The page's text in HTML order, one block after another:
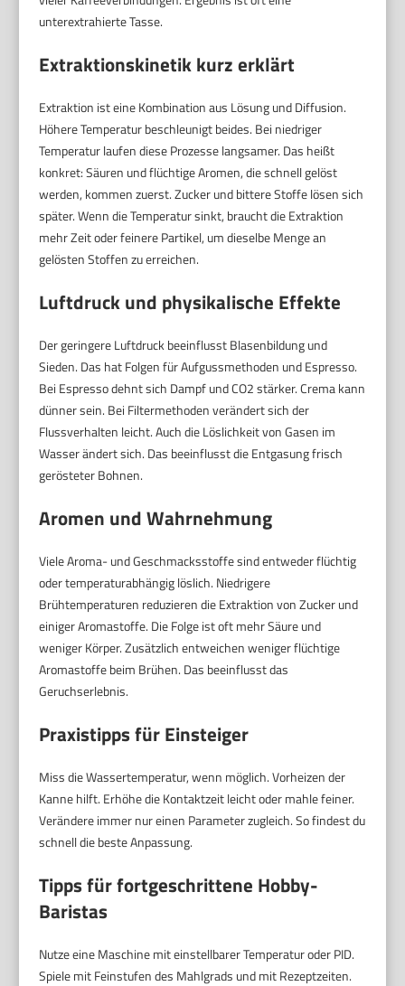
unterextrahierte Tasse.
Extraktionskinetik kurz erklärt
Extraktion ist eine Kombination aus Lösung und Diffusion.
Höhere Temperatur beschleunigt beides. Bei niedriger
Temperatur laufen diese Prozesse langsamer. Das heißt
konkret: Säuren und flüchtige Aromen, die schnell gelöst
werden, kommen zuerst. Zucker und bittere Stoffe lösen sich
später. Wenn die Temperatur sinkt, braucht die Extraktion
mehr Zeit oder feinere Partikel, um dieselbe Menge an
gelösten Stoffen zu erreichen.
Luftdruck und physikalische Effekte
Der geringere Luftdruck beeinflusst Blasenbildung und
Sieden. Das hat Folgen für Aufgussmethoden und Espresso.
Bei Espresso dehnt sich Dampf und CO2 stärker. Crema kann
dünner sein. Bei Filtermethoden verändert sich der
Flussverhalten leicht. Auch die Löslichkeit von Gasen im
Wasser ändert sich. Das beeinflusst die Entgasung frisch
gerösteter Bohnen.
Aromen und Wahrnehmung
Viele Aroma- und Geschmacksstoffe sind entweder flüchtig
oder temperaturabhängig löslich. Niedrigere
Brühtemperaturen reduzieren die Extraktion von Zucker und
einiger Aromastoffe. Die Folge ist oft mehr Säure und
weniger Körper. Zusätzlich entweichen weniger flüchtige
Aromastoffe beim Brühen. Das beeinflusst das
Geruchserlebnis.
Praxistipps für Einsteiger
Miss die Wassertemperatur, wenn möglich. Vorheizen der
Kanne hilft. Erhöhe die Kontaktzeit leicht oder mahle feiner.
Verändere immer nur einen Parameter zugleich. So findest du
schnell die beste Anpassung.
Tipps für fortgeschrittene Hobby-
Baristas
Nutze eine Maschine mit einstellbarer Temperatur oder PID.
Spiele mit Feinstufen des Mahlgrads und mit Rezeptzeiten.